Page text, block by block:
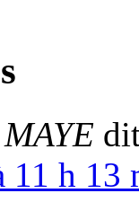
11 h 13